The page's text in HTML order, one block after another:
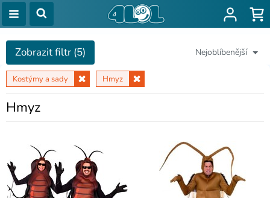
Nejoblíbenější
Zobrazit filtr (5)
Kostýmy a sady Hmyz
Hmyz